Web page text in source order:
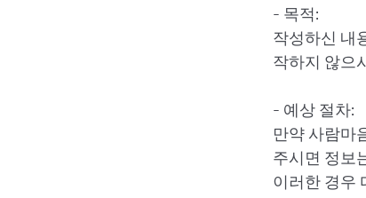
- 목적:
작성하신 내
작하지 않으
- 예상 절차:
만약 사람마
주시면 정보
이러한 경우